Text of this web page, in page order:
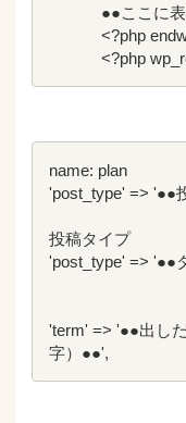
            <?php endwhile; endif; ?>
name: plan
'post_type' => '●●
投稿タイプ
'post_type' => '●●
'term' => '●●出し
字）●●',